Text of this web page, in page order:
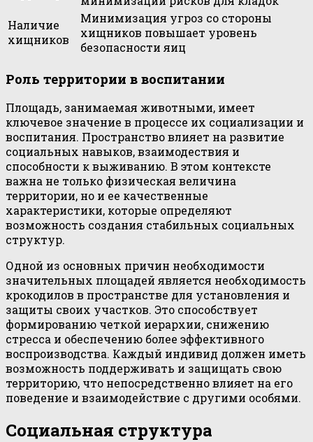
Наличие
хищников
Минимизация угроз со стороны
хищников повышает уровень
безопасности яиц
Роль территории в воспитании
Площадь, занимаемая животными, имеет
ключевое значение в процессе их социализации и
воспитания. Пространство влияет на развитие
социальных навыков, взаимодествия и
способности к выживанию. В этом контексте
важна не только физическая величина
территории, но и ее качественные
характеристики, которые определяют
возможность создания стабильных социальных
структур.
Одной из основных причин необходимости
значительных площадей является необходимость
крокодилов в пространстве для установления и
защиты своих участков. Это способствует
формированию четкой иерархии, снижению
стресса и обеспечению более эффективного
воспроизводства. Каждый индивид должен иметь
возможность поддерживать и защищать свою
территорию, что непосредственно влияет на его
поведение и взаимодействие с другими особями.
Социальная структура